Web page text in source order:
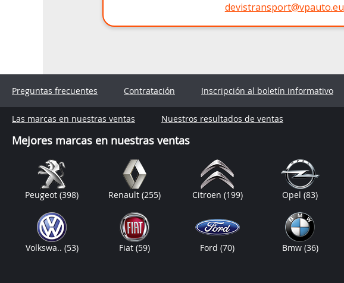
devistransport@vpauto.eu
Preguntas frecuentes Contratación Inscripción al boletín informativo
Las marcas en nuestras ventas Nuestros resultados de ventas
Mejores marcas en nuestras ventas
Peugeot(398) Renault(255) Citroen (199) Opel(83)
Volkswa.. (53) Fiat(59) Ford(70) Bmw (36)